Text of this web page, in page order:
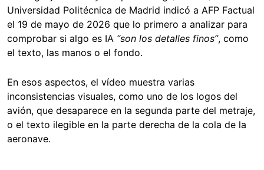
Universidad Politécnica de Madrid indicó a AFP Factual
el 19 de mayo de 2026 que lo primero a analizar para
comprobar si algo es IA “son los detalles finos”, como
el texto, las manos o el fondo.
En esos aspectos, el vídeo muestra varias
inconsistencias visuales, como uno de los logos del
avión, que desaparece en la segunda parte del metraje,
o el texto ilegible en la parte derecha de la cola de la
aeronave.